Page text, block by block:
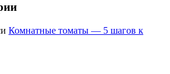
Комнатные томаты — 5 шагов к